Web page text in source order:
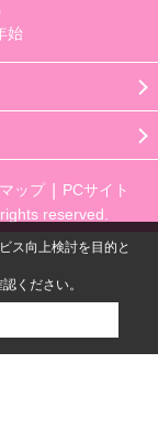
始
ップ
PCサイト
reserved.
ス向上検討を目的と
ください。